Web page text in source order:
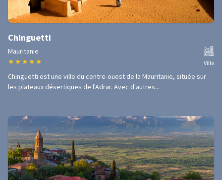
Chinguetti
Mauritanie
★ ★ ★ ★ ★ Ville
Chinguetti est une ville du centre-ouest de la Mauritanie, située sur
les plateaux désertiques de l'Adrar. Avec d'autres...